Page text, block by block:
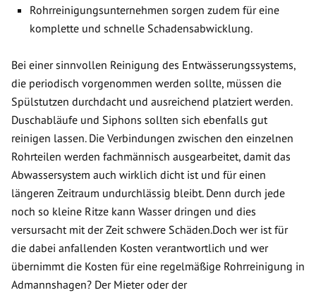
Rohrreinigungsunternehmen sorgen zudem für eine
komplette und schnelle Schadensabwicklung.
Bei einer sinnvollen Reinigung des Entwässerungssystems,
die periodisch vorgenommen werden sollte, müssen die
Spülstutzen durchdacht und ausreichend platziert werden.
Duschabläufe und Siphons sollten sich ebenfalls gut
reinigen lassen. Die Verbindungen zwischen den einzelnen
Rohrteilen werden fachmännisch ausgearbeitet, damit das
Abwassersystem auch wirklich dicht ist und für einen
längeren Zeitraum undurchlässig bleibt. Denn durch jede
noch so kleine Ritze kann Wasser dringen und dies
versursacht mit der Zeit schwere Schäden.Doch wer ist für
die dabei anfallenden Kosten verantwortlich und wer
übernimmt die Kosten für eine regelmäßige Rohrreinigung in
Admannshagen? Der Mieter oder der